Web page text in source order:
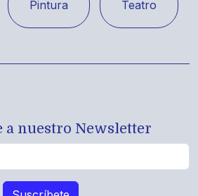
Pintura Teatro
a nuestro Newsletter